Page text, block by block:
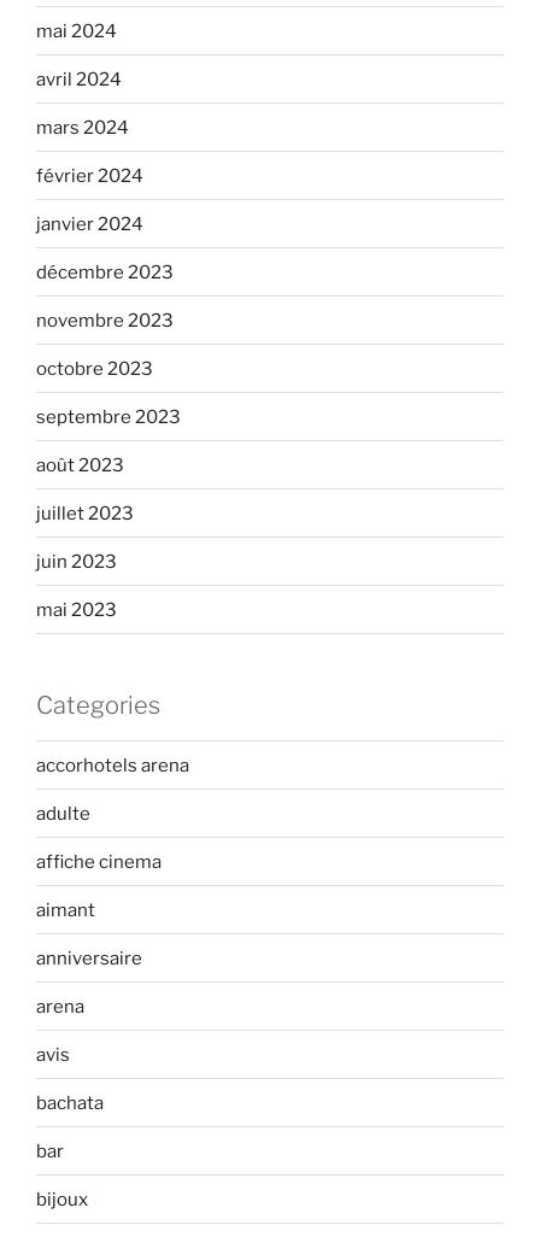
mai 2024
avril 2024
mars 2024
février 2024
janvier 2024
décembre 2023
novembre 2023
octobre 2023
septembre 2023
août 2023
juillet 2023
juin 2023
mai 2023
Categories
accorhotels arena
adulte
affiche cinema
aimant
anniversaire
arena
avis
bachata
bar
bijoux